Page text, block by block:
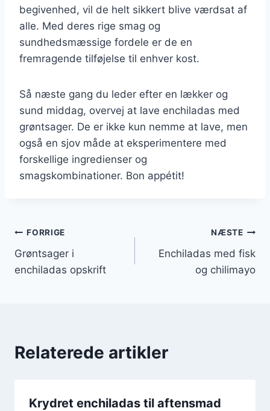
begivenhed, vil de helt sikkert blive værdsat af
alle. Med deres rige smag og
sundhedsmæssige fordele er de en
fremragende tilføjelse til enhver kost.
Så næste gang du leder efter en lækker og
sund middag, overvej at lave enchiladas med
grøntsager. De er ikke kun nemme at lave, men
også en sjov måde at eksperimentere med
forskellige ingredienser og
smagskombinationer. Bon appétit!
Indlægsnavigation
FORRIGE
Grøntsager i
enchiladas opskrift
NÆSTE
Enchiladas med fisk
og chilimayo
Relaterede artikler
Krydret enchiladas til aftensmad